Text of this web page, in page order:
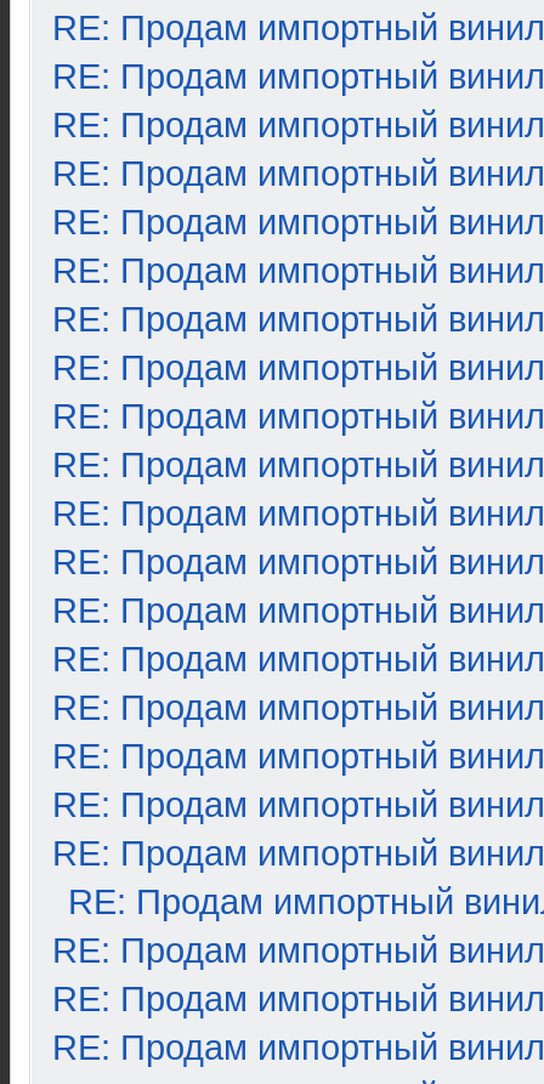
RE: Продам импортный винил
RE: Продам импортный винил
RE: Продам импортный винил
RE: Продам импортный винил
RE: Продам импортный винил
RE: Продам импортный винил
RE: Продам импортный винил
RE: Продам импортный винил
RE: Продам импортный винил
RE: Продам импортный винил
RE: Продам импортный винил
RE: Продам импортный винил
RE: Продам импортный винил
RE: Продам импортный винил
RE: Продам импортный винил
RE: Продам импортный винил
RE: Продам импортный винил
RE: Продам импортный винил
RE: Продам импортный
RE: Продам импортный винил
RE: Продам импортный винил
RE: Продам импортный винил